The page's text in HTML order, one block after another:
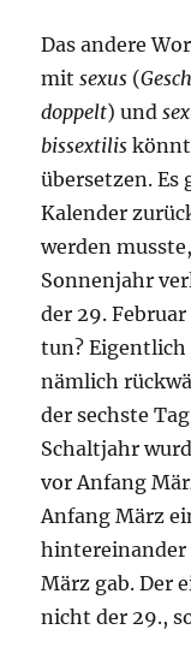
Das andere
mitsexus (
doppelt) und
bissextilis
übersetzen. Es
Kalender
werden
Sonnenjahr
der 29.
tun? Eigentlich
nämlich
der sechste
Schaltjahr
vor Anfang
Anfang März
hintereinander
März gab. Der
nicht der 29.,